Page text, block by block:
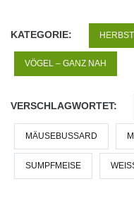
KATEGORIE: HERBST
VÖGEL – GANZ NAH
VERSCHLAGWORTET:
MÄUSEBUSSARD
SUMPFMEISE